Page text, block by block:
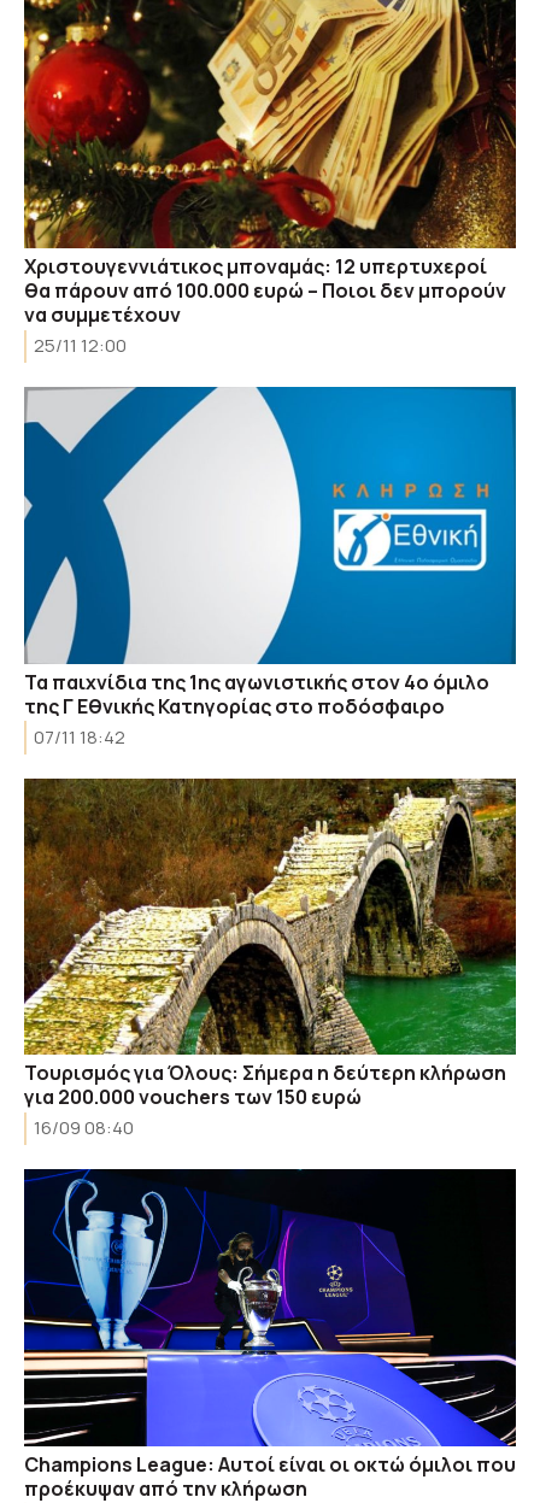
Χριστουγεννιάτικος μποναμάς: 12 υπερτυχεροί
θα πάρουν από 100.000 ευρώ – Ποιοι δεν μπορούν
να συμμετέχουν
25/11 12:00
Τα παιχνίδια της 1ης αγωνιστικής στον 4ο όμιλο
της Γ Εθνικής Κατηγορίας στο ποδόσφαιρο
07/11 18:42
Τουρισμός για Όλους: Σήμερα η δεύτερη κλήρωση
για 200.000 vouchers των 150 ευρώ
16/09 08:40
Champions League: Αυτοί είναι οι οκτώ όμιλοι που
προέκυψαν από την κλήρωση